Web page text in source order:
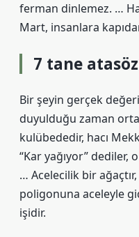
ferman dinlemez. …
Mart, insanlara
7 tane
Bir şeyin gerçek
duyulduğu zaman
kulübededir, hacı
“Kar yağıyor” dediler,
… Acelecilik bir
poligonuna aceleyle
işidir.